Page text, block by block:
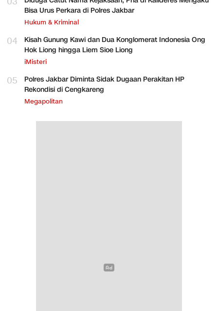
Bisa Urus Perkara di Polres Jakbar
Hukum & Kriminal
04
Kisah Gunung Kawi dan Dua Konglomerat Indonesia Ong
Hok Liong hingga Liem Sioe Liong
iMisteri
05
Polres Jakbar Diminta Sidak Dugaan Perakitan HP
Rekondisi di Cengkareng
Megapolitan